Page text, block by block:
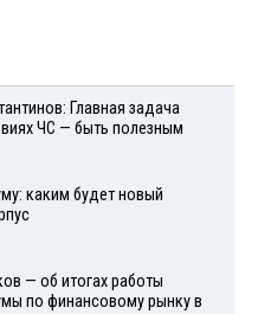
Главная задача
ЧС — быть полезным
каким будет новый
— об итогах работы
по финансовому рынку в